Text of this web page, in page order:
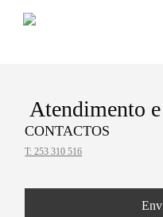
Termo de Pesquisa
Atendimento
CONTACTOS
T: 253 310 516